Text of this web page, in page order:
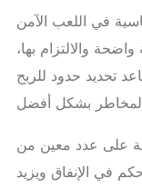
في اللعب الآمن
والالتزام بها،
تحديد حدود للربح
على عدد معين من
في الإنفاق ويزيد